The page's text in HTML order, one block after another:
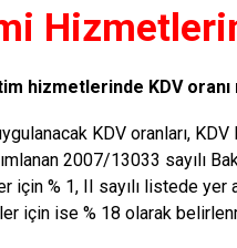
hizmetlerinde KDV oranı
KDV oranları,
2007/13033 sayılı
için % 1, II sayılı listede
için ise % 18 olarak